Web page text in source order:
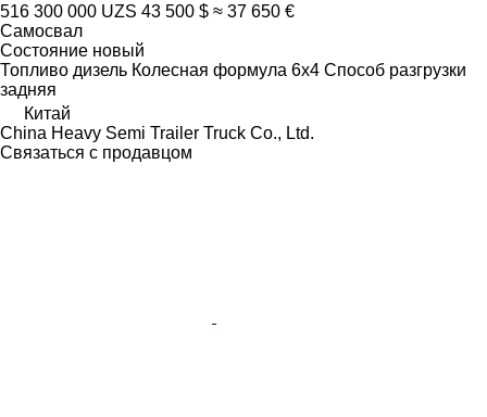
516 300 000 UZS 43 500 $ ≈ 37 650 €
Самосвал
Состояние новый
Топливо дизель Колесная формула 6x4 Способ разгрузки
задняя
Китай
China Heavy Semi Trailer Truck Co., Ltd.
Связаться с продавцом